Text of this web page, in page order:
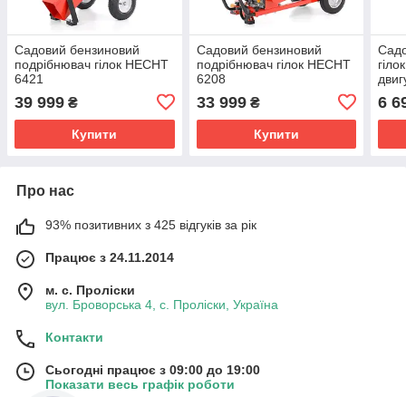
Садовий бензиновий
подрібнювач гілок HECHT
6421
39 999 ₴
Купити
Садовий бензиновий
подрібнювач гілок HECHT
6208
33 999₴
Купити
40
6
Про нас
93% позитивних з 425 відгуків за рік
Працює з 24.11.2014
м. с. Проліски
вул. Броворська 4, с. Проліски, Україна
Контакти
Сьогодні працює з 09:00 до 19:00
Показати весь графік роботи